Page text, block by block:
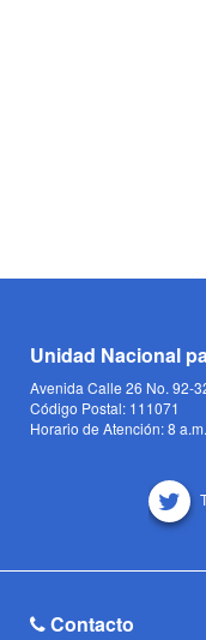
Unidad Nacional
Avenida Calle 26 No. 92-
Código Postal: 111071
Horario de Atención: 8
Contacto